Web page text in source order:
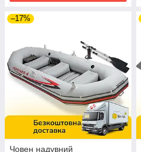
–17%
Човен надувний